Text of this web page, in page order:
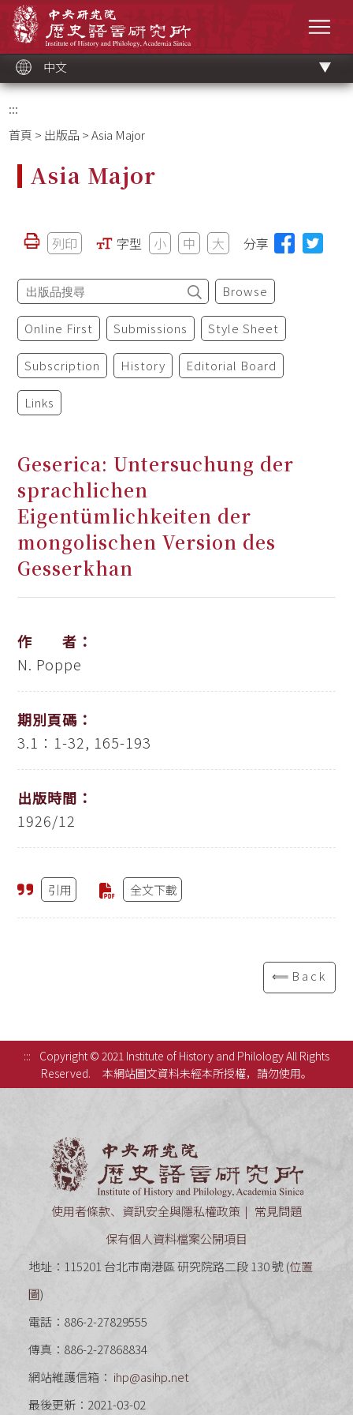
中文
:::
首頁 > 出版品 > Asia Major
Asia Major
列印 字型 小 中 大 分享
Browse
Online First Submissions Style Sheet
Subscription History Editorial Board
Links
Geserica: Untersuchung der
sprachlichen
Eigentümlichkeiten der
mongolischen Version des
Gesserkhan
作 者：
N. Poppe
期別頁碼：
3.1：1-32, 165-193
出版時間：
1926/12
引用 全文下載
⟸Back
:::
Copyright © 2021 Institute of History and Philology All Rights
Reserved.
本網站圖文資料未經本所授權，請勿使用。
使用者條款、資訊安全與隱私權政策
常見問題
保有個人資料檔案公開項目
地址：115201 台北市南港區 研究院路二段 130 號 (位置
圖)
電話：886-2-27829555
傳真：886-2-27868834
網站維護信箱： ihp@asihp.net
最後更新：2021-03-02